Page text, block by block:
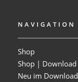
NAVIGATION
Shop
Shop | Download
Neu im Download